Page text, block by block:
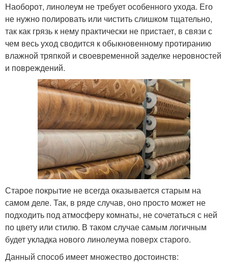
Наоборот, линолеум не требует особенного ухода. Его
не нужно полировать или чистить слишком тщательно,
так как грязь к нему практически не пристает, в связи с
чем весь уход сводится к обыкновенному протиранию
влажной тряпкой и своевременной заделке неровностей
и повреждений.
Старое покрытие не всегда оказывается старым на
самом деле. Так, в ряде случав, оно просто может не
подходить под атмосферу комнаты, не сочетаться с ней
по цвету или стилю. В таком случае самым логичным
будет укладка нового линолеума поверх старого.
Данный способ имеет множество достоинств: